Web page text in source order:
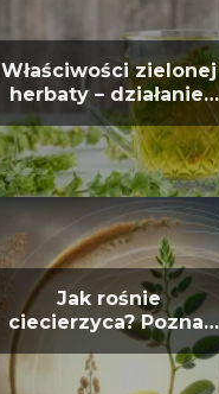
Właściwości zielonej
herbaty – działanie,
korzyści i wpływ na
zdrowie
Jak rośnie
ciecierzyca? Poznaj
jej cykl życia